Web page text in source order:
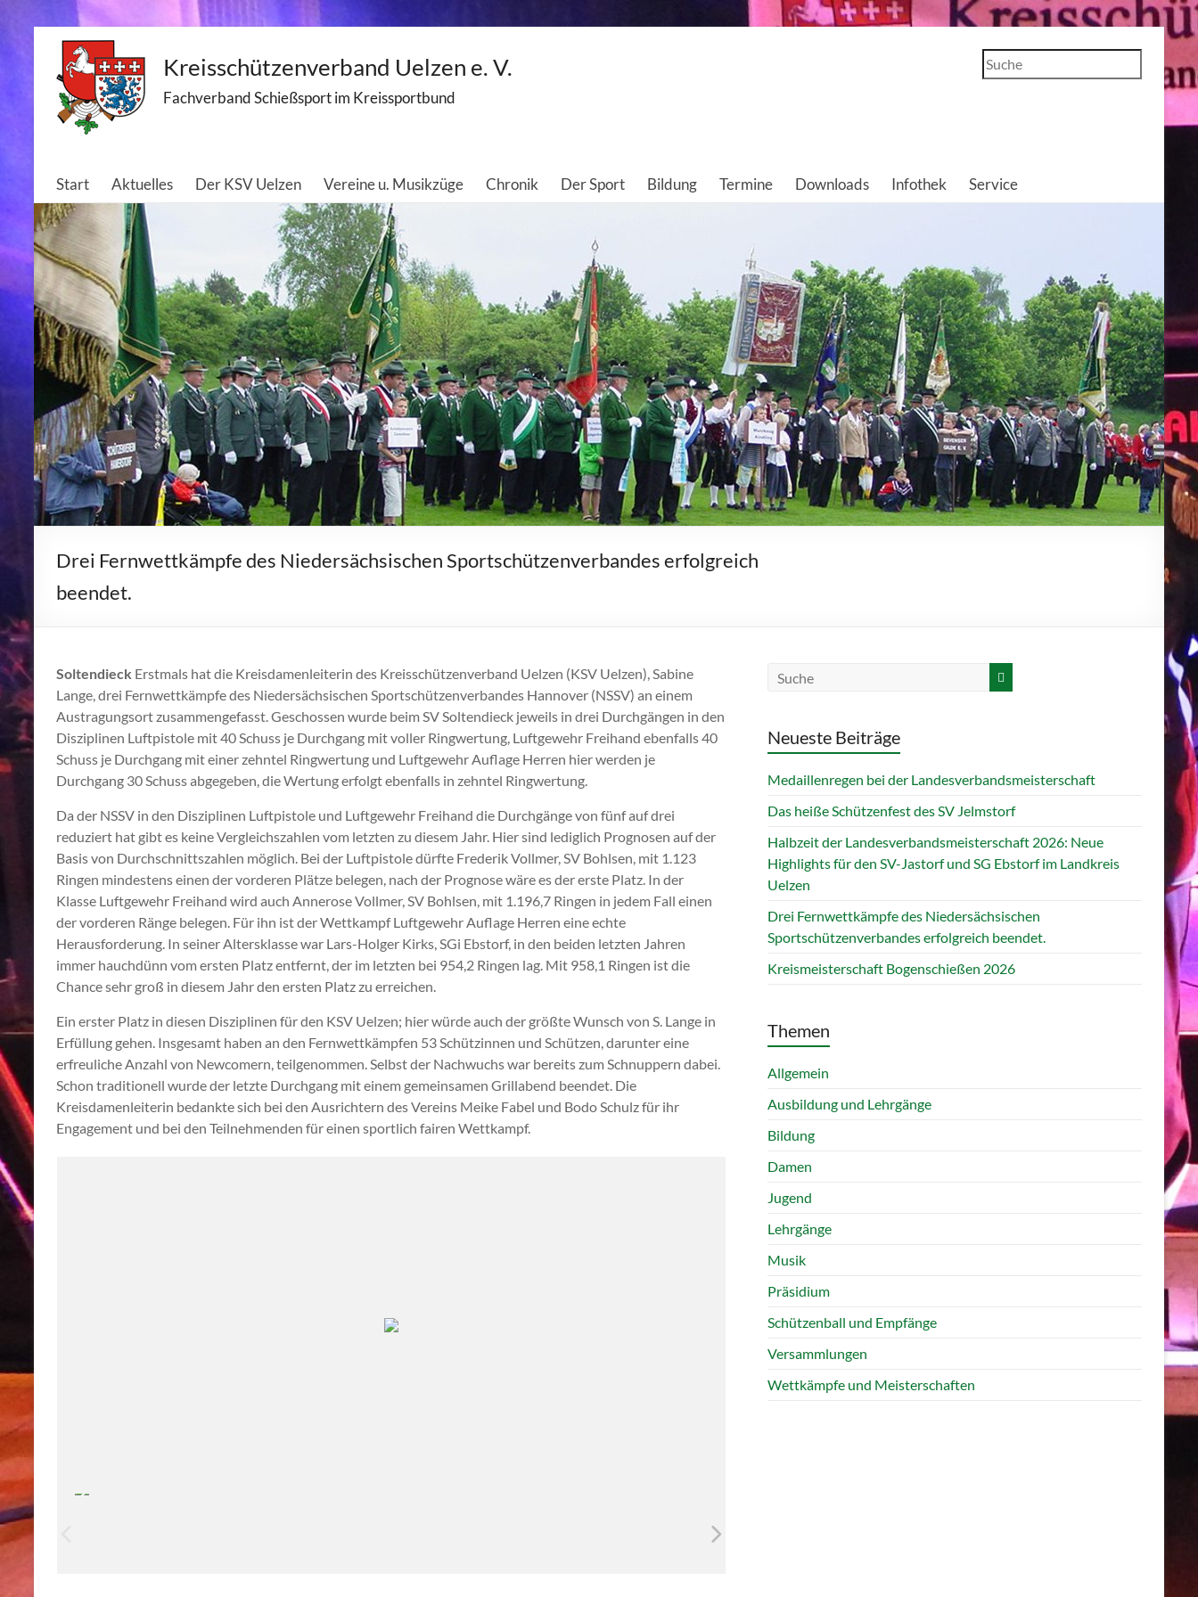
content
Kreisschützenverband Uelzen e. V.
Fachverband Schießsport im Kreissportbund
Start Aktuelles Der KSV Uelzen Vereine u. Musikzüge Chronik Der Sport Bildung Termine Downloads Infothek Service
Drei Fernwettkämpfe des Niedersächsischen Sportschützenverbandes erfolgreich
beendet.
Soltendieck Erstmals hat die Kreisdamenleiterin des Kreisschützenverband Uelzen (KSV Uelzen), Sabine
Lange, drei Fernwettkämpfe des Niedersächsischen Sportschützenverbandes Hannover (NSSV) an einem
Austragungsort zusammengefasst. Geschossen wurde beim SV Soltendieck jeweils in drei Durchgängen in den
Disziplinen Luftpistole mit 40 Schuss je Durchgang mit voller Ringwertung, Luftgewehr Freihand ebenfalls 40
Schuss je Durchgang mit einer zehntel Ringwertung und Luftgewehr Auflage Herren hier werden je
Durchgang 30 Schuss abgegeben, die Wertung erfolgt ebenfalls in zehntel Ringwertung.
Da der NSSV in den Disziplinen Luftpistole und Luftgewehr Freihand die Durchgänge von fünf auf drei
reduziert hat gibt es keine Vergleichszahlen vom letzten zu diesem Jahr. Hier sind lediglich Prognosen auf der
Basis von Durchschnittszahlen möglich. Bei der Luftpistole dürfte Frederik Vollmer, SV Bohlsen, mit 1.123
Ringen mindestens einen der vorderen Plätze belegen, nach der Prognose wäre es der erste Platz. In der
Klasse Luftgewehr Freihand wird auch Annerose Vollmer, SV Bohlsen, mit 1.196,7 Ringen in jedem Fall einen
der vorderen Ränge belegen. Für ihn ist der Wettkampf Luftgewehr Auflage Herren eine echte
Herausforderung. In seiner Altersklasse war Lars-Holger Kirks, SGi Ebstorf, in den beiden letzten Jahren
immer hauchdünn vom ersten Platz entfernt, der im letzten bei 954,2 Ringen lag. Mit 958,1 Ringen ist die
Chance sehr groß in diesem Jahr den ersten Platz zu erreichen.
Ein erster Platz in diesen Disziplinen für den KSV Uelzen; hier würde auch der größte Wunsch von S. Lange in
Erfüllung gehen. Insgesamt haben an den Fernwettkämpfen 53 Schützinnen und Schützen, darunter eine
erfreuliche Anzahl von Newcomern, teilgenommen. Selbst der Nachwuchs war bereits zum Schnuppern dabei.
Schon traditionell wurde der letzte Durchgang mit einem gemeinsamen Grillabend beendet. Die
Kreisdamenleiterin bedankte sich bei den Ausrichtern des Vereins Meike Fabel und Bodo Schulz für ihr
Engagement und bei den Teilnehmenden für einen sportlich fairen Wettkampf.
Neueste Beiträge
Medaillenregen bei der Landesverbandsmeisterschaft
Das heiße Schützenfest des SV Jelmstorf
Halbzeit der Landesverbandsmeisterschaft 2026: Neue
Highlights für den SV-Jastorf und SG Ebstorf im Landkreis
Uelzen
Drei Fernwettkämpfe des Niedersächsischen
Sportschützenverbandes erfolgreich beendet.
Kreismeisterschaft Bogenschießen 2026
Themen
Allgemein
Ausbildung und Lehrgänge
Bildung
Damen
Jugend
Lehrgänge
Musik
Präsidium
Schützenball und Empfänge
Versammlungen
Wettkämpfe und Meisterschaften